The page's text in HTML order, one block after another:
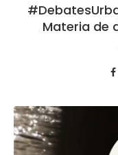
Materia de